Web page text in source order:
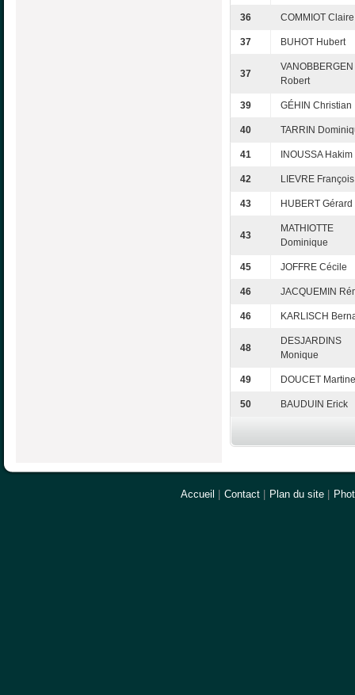
36 COMMIOT Claire
37 BUHOT Hubert
37
VANOBBERGEN
Robert
39 GÉHIN Christian
40 TARRIN
41 INOUSSA Hakim
42 LIEVRE François
43 HUBERT Gérard
43
MATHIOTTE
Dominique
45 JOFFRE Cécile
46 JACQUEMIN
46 KARLISCH
48
DESJARDINS
Monique
49 DOUCET Martine
50 BAUDUIN Erick
Accueil Contact Plan du site